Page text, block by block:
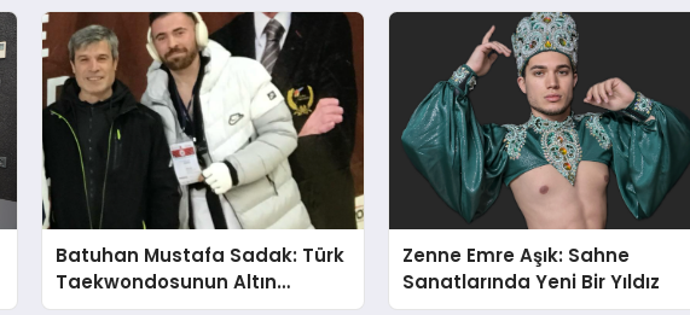
Batuhan Mustafa Sadak: Türk
Taekwondosunun Altın
Yumruğu
Zenne Emre Aşık: Sahne
Sanatlarında Yeni Bir Yıldız